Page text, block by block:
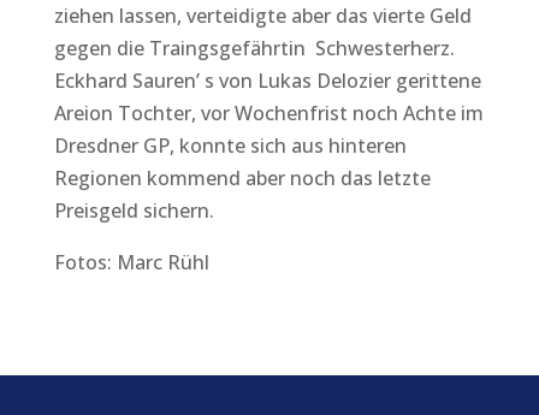
ziehen lassen, verteidigte aber das vierte Geld
gegen die Traingsgefährtin Schwesterherz.
Eckhard Sauren’ s von Lukas Delozier gerittene
Areion Tochter, vor Wochenfrist noch Achte im
Dresdner GP, konnte sich aus hinteren
Regionen kommend aber noch das letzte
Preisgeld sichern.
Fotos: Marc Rühl